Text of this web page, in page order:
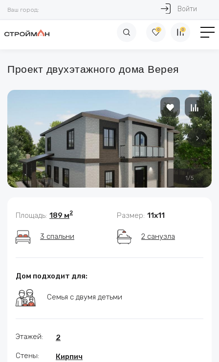
Ваш город: Войти
0 0
Проект двухэтажного дома Верея
1/5
Площадь: 189 м2 Размер: 11x11
3 спальни 2 санузла
Дом подходит для:
Семья с двумя детьми
Этажей: 2
Стены: Кирпич